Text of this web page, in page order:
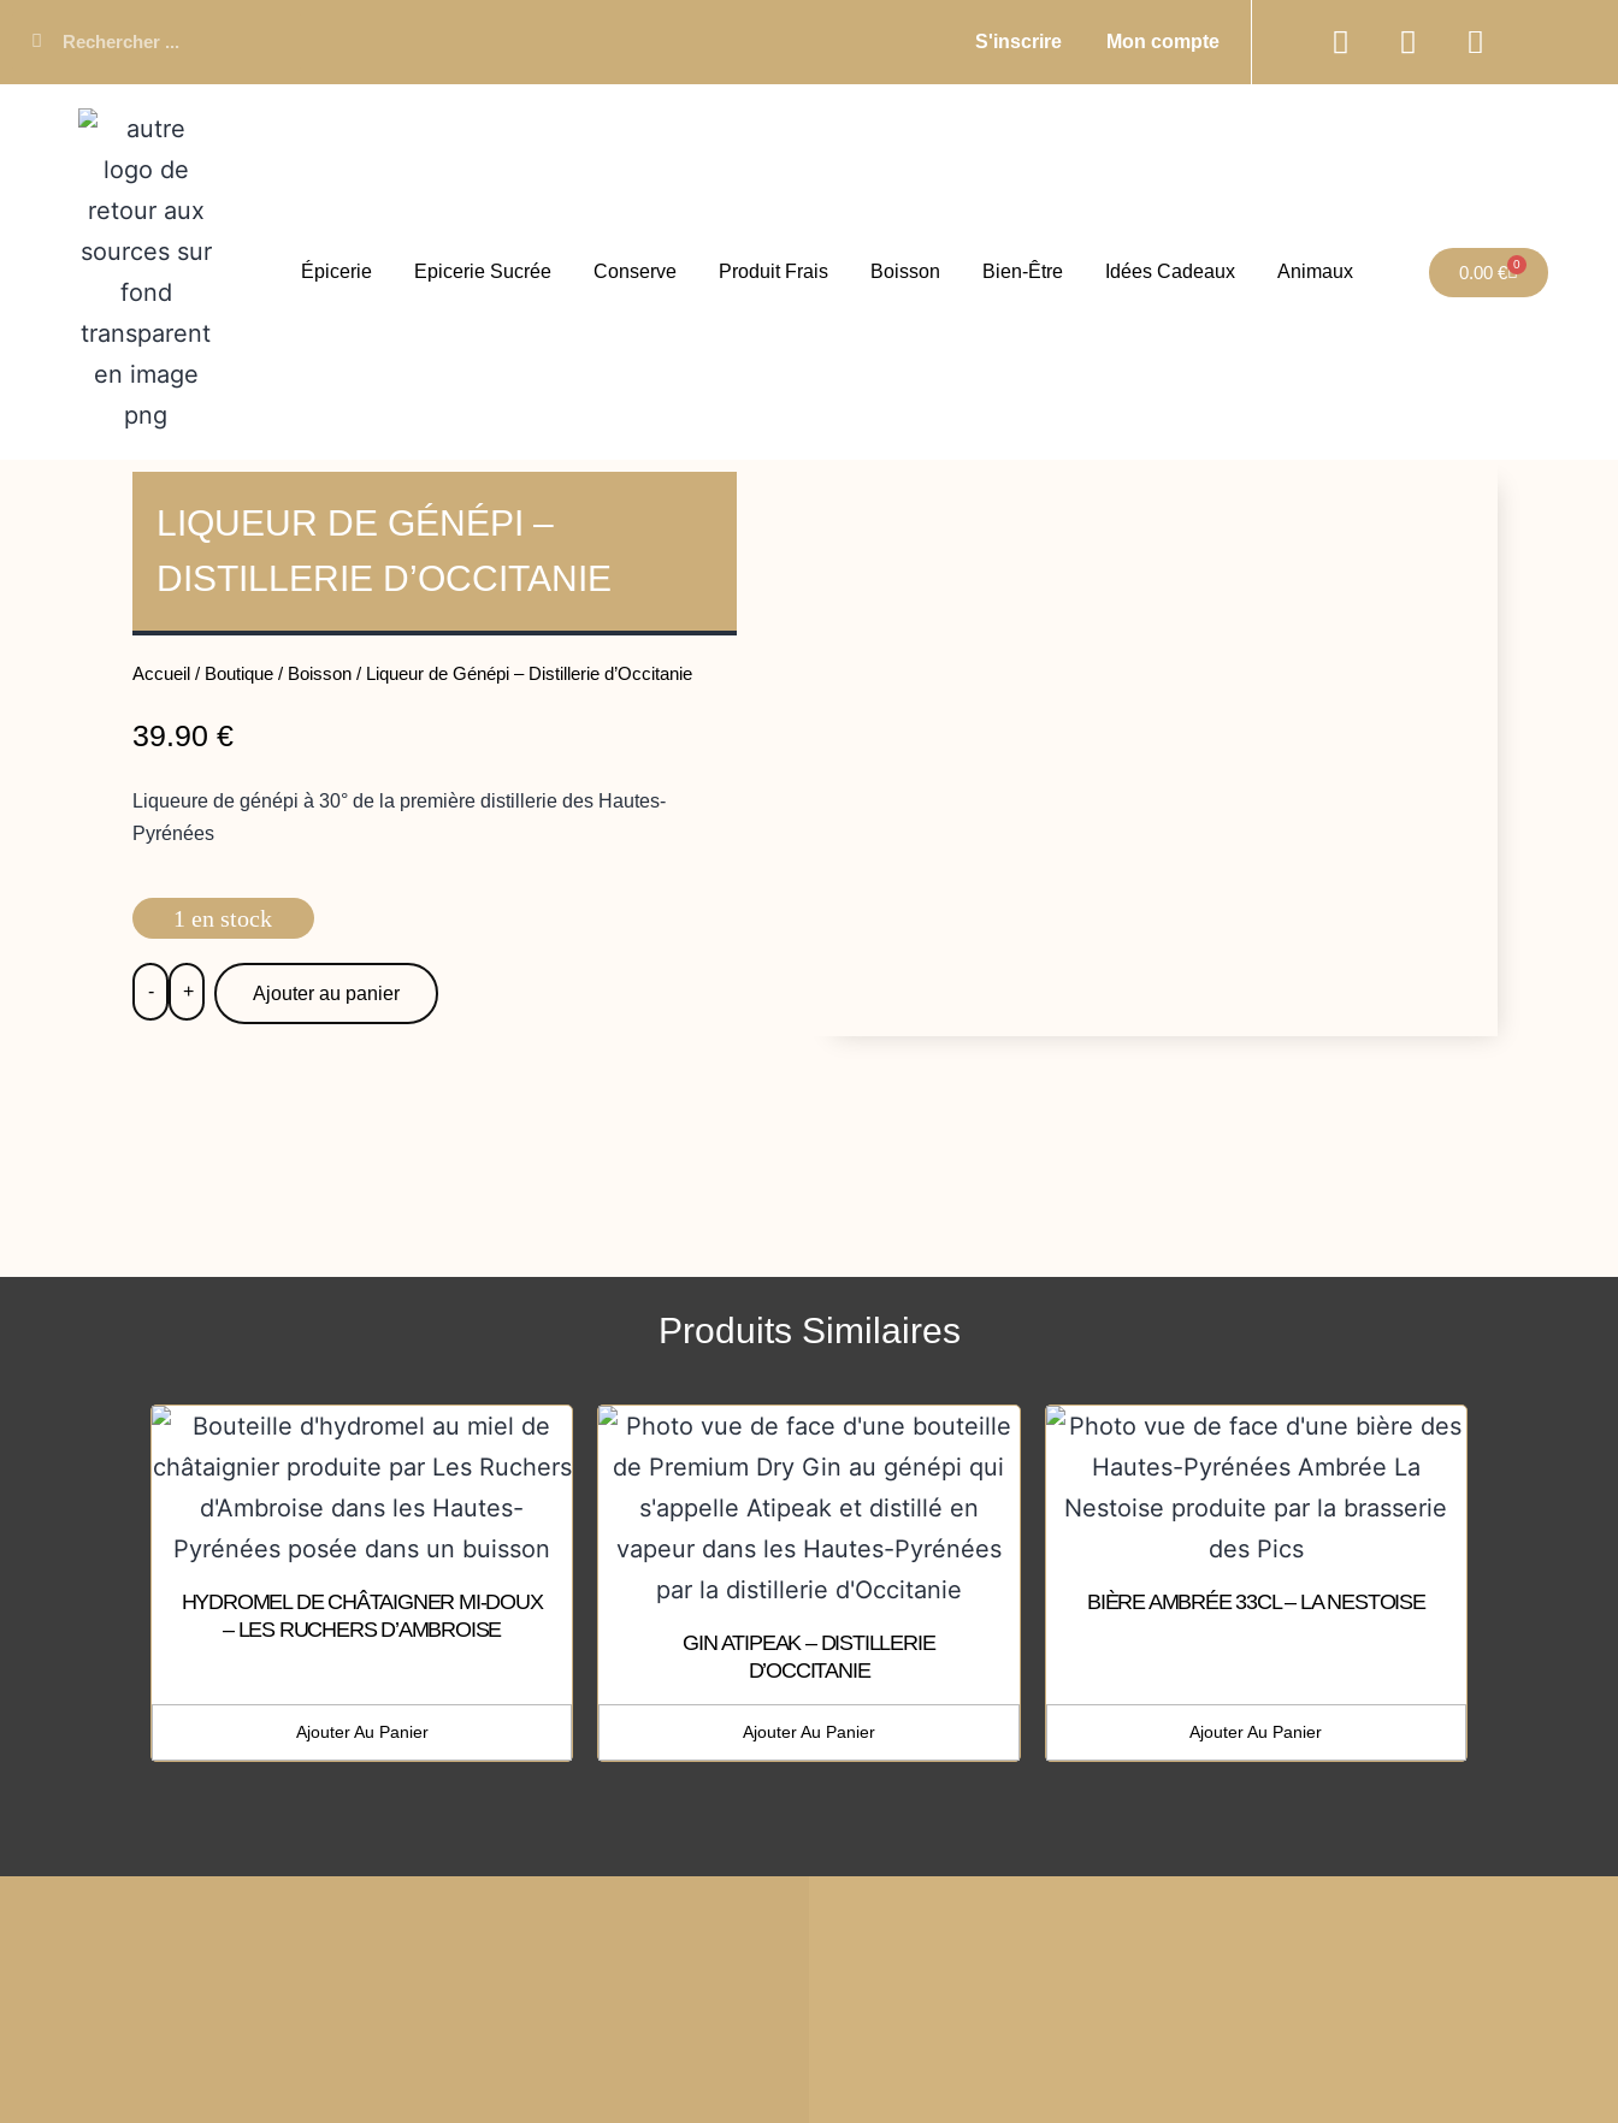
S'inscrire Mon compte
Épicerie Epicerie Sucrée Conserve Produit Frais Boisson Bien-Être Idées Cadeaux Animaux 0.00 € 0
LIQUEUR DE GÉNÉPI –
DISTILLERIE D’OCCITANIE
Accueil / Boutique / Boisson / Liqueur de Génépi – Distillerie d’Occitanie
39.90 €
Liqueure de génépi à 30° de la première distillerie des Hautes-
Pyrénées
1 en stock
- + Ajouter au panier
Produits Similaires
HYDROMEL DE CHÂTAIGNER MI-DOUX
– LES RUCHERS D’AMBROISE
Ajouter Au Panier
GIN ATIPEAK – DISTILLERIE
D’OCCITANIE
Ajouter Au Panier
BIÈRE AMBRÉE 33CL – LA NESTOISE
Ajouter Au Panier